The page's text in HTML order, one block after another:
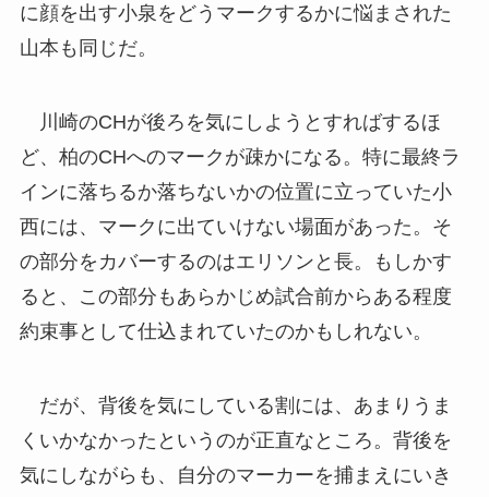
に顔を出す小泉をどうマークするかに悩まされた
山本も同じだ。
川崎のCHが後ろを気にしようとすればするほ
ど、柏のCHへのマークが疎かになる。特に最終ラ
インに落ちるか落ちないかの位置に立っていた小
西には、マークに出ていけない場面があった。そ
の部分をカバーするのはエリソンと長。もしかす
ると、この部分もあらかじめ試合前からある程度
約束事として仕込まれていたのかもしれない。
だが、背後を気にしている割には、あまりうま
くいかなかったというのが正直なところ。背後を
気にしながらも、自分のマーカーを捕まえにいき